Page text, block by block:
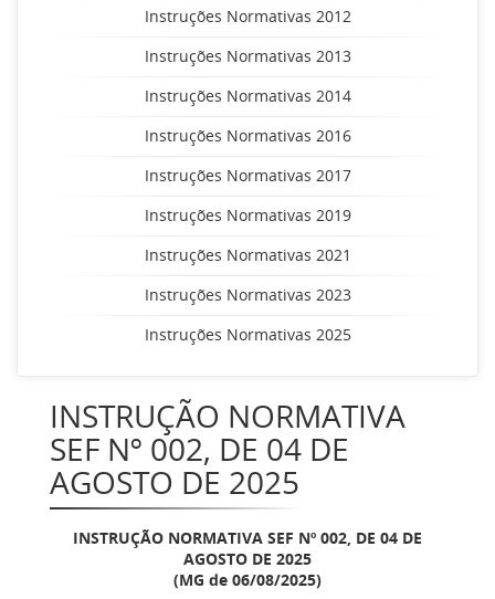
Instruções Normativas 2012
Instruções Normativas 2013
Instruções Normativas 2014
Instruções Normativas 2016
Instruções Normativas 2017
Instruções Normativas 2019
Instruções Normativas 2021
Instruções Normativas 2023
Instruções Normativas 2025
INSTRUÇÃO NORMATIVA
SEF Nº 002, DE 04 DE
AGOSTO DE 2025
INSTRUÇÃO NORMATIVA SEF Nº 002, DE 04 DE
AGOSTO DE 2025
(MG de 06/08/2025)